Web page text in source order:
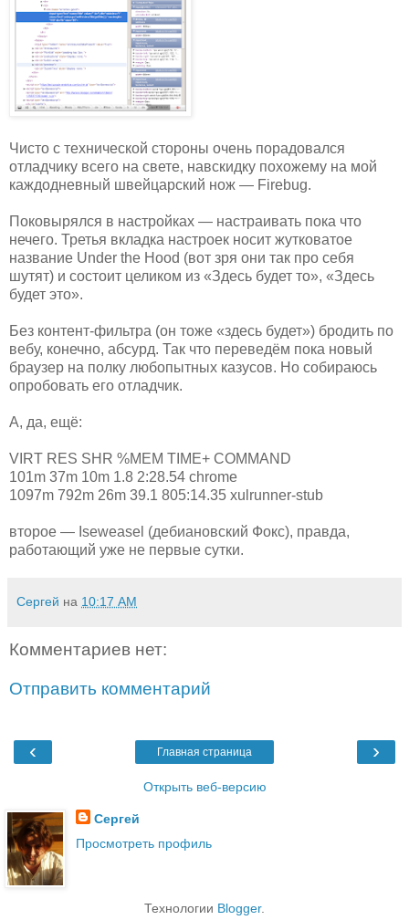
Чисто с технической стороны очень порадовался
отладчику всего на свете, навскидку похожему на мой
каждодневный швейцарский нож — Firebug.
Поковырялся в настройках — настраивать пока что
нечего. Третья вкладка настроек носит жутковатое
название Under the Hood (вот зря они так про себя
шутят) и состоит целиком из «Здесь будет то», «Здесь
будет это».
Без контент-фильтра (он тоже «здесь будет») бродить по
вебу, конечно, абсурд. Так что переведём пока новый
браузер на полку любопытных казусов. Но собираюсь
опробовать его отладчик.
А, да, ещё:
VIRT RES SHR %MEM TIME+ COMMAND
101m 37m 10m 1.8 2:28.54 chrome
1097m 792m 26m 39.1 805:14.35 xulrunner-stub
второе — Iseweasel (дебиановский Фокс), правда,
работающий уже не первые сутки.
Сергей на 10:17 AM
Комментариев нет:
Отправить комментарий
‹ ›
Главная страница
Открыть веб-версию
Сергей
Просмотреть профиль
Технологии Blogger.